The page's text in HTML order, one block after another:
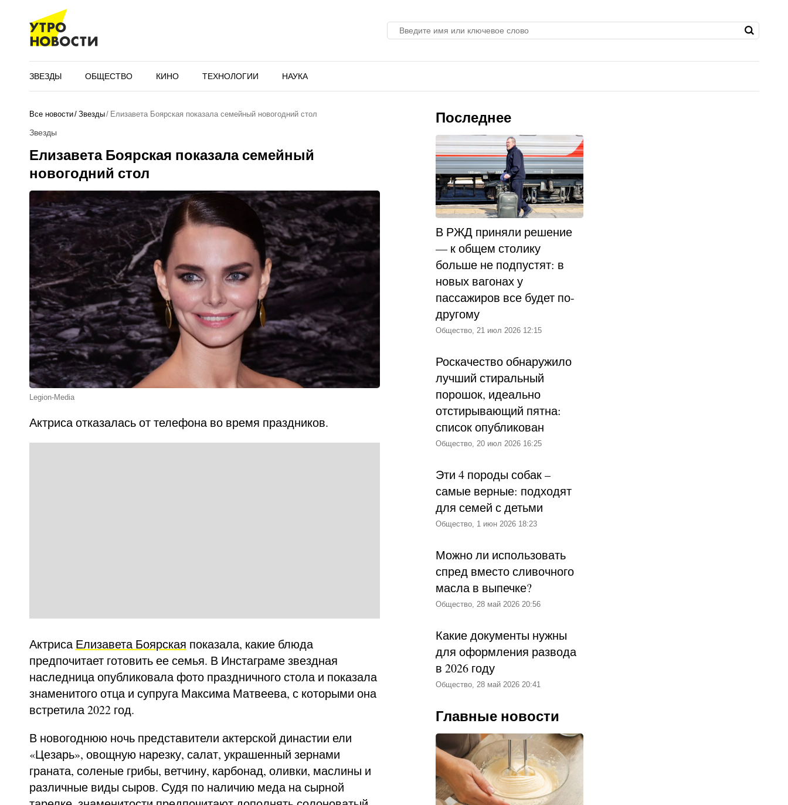
ЗВЕЗДЫ ОБЩЕСТВО КИНО ТЕХНОЛОГИИ НАУКА
Все новости Звезды Елизавета Боярская показала семейный новогодний стол
Звезды
Елизавета Боярская показала семейный
новогодний стол
Legion-Media
Актриса отказалась от телефона во время праздников.
АктрисаЕлизавета Боярская показала, какие блюда
предпочитает готовить ее семья. В Инстаграме звездная
наследница опубликовала фото праздничного стола и показала
знаменитого отца и супруга Максима Матвеева, с которыми она
встретила 2022 год.
В новогоднюю ночь представители актерской династии ели
«Цезарь», овощную нарезку, салат, украшенный зернами
граната, соленые грибы, ветчину, карбонад, оливки, маслины и
различные виды сыров. Судя по наличию меда на сырной
Последнее
В РЖД приняли решение
— к общем столику
больше не подпустят: в
новых вагонах у
пассажиров все будет по-
другому
Общество, 21 июл 2026 12:15
Роскачество обнаружило
лучший стиральный
порошок, идеально
отстирывающий пятна:
список опубликован
Общество, 20 июл 2026 16:25
Эти 4 породы собак –
самые верные: подходят
для семей с детьми
Общество, 1 июн 2026 18:23
Можно ли использовать
спред вместо сливочного
масла в выпечке?
Общество, 28 май 2026 20:56
Какие документы нужны
для оформления развода
в 2026 году
Общество, 28 май 2026 20:41
Главные новости